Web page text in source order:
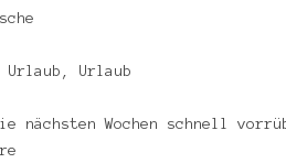
Urlaub, Urlaub
nächsten Wochen schnell